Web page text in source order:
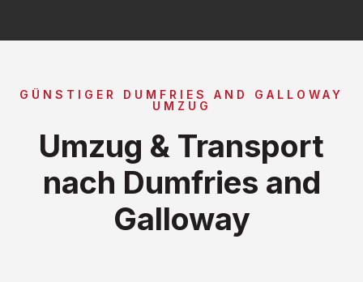
GÜNSTIGER DUMFRIES AND GALLOWAY
UMZUG
Umzug & Transport
nach Dumfries and
Galloway